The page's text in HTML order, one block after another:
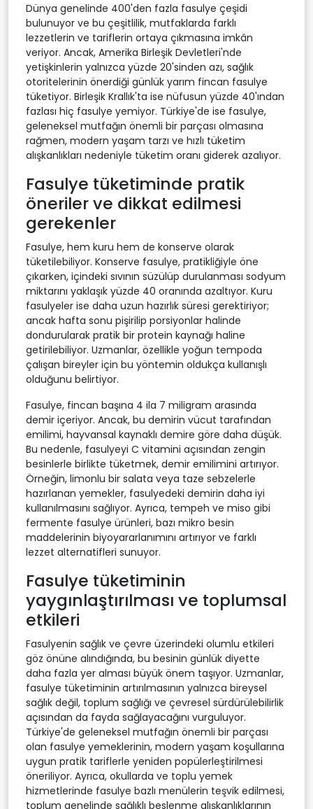
Dünya genelinde 400'den fazla fasulye çeşidi
bulunuyor ve bu çeşitlilik, mutfaklarda farklı
lezzetlerin ve tariflerin ortaya çıkmasına imkân
veriyor. Ancak, Amerika Birleşik Devletleri'nde
yetişkinlerin yalnızca yüzde 20'sinden azı, sağlık
otoritelerinin önerdiği günlük yarım fincan fasulye
tüketiyor. Birleşik Krallık'ta ise nüfusun yüzde 40'ından
fazlası hiç fasulye yemiyor. Türkiye'de ise fasulye,
geleneksel mutfağın önemli bir parçası olmasına
rağmen, modern yaşam tarzı ve hızlı tüketim
alışkanlıkları nedeniyle tüketim oranı giderek azalıyor.
Fasulye tüketiminde pratik
öneriler ve dikkat edilmesi
gerekenler
Fasulye, hem kuru hem de konserve olarak
tüketilebiliyor. Konserve fasulye, pratikliğiyle öne
çıkarken, içindeki sıvının süzülüp durulanması sodyum
miktarını yaklaşık yüzde 40 oranında azaltıyor. Kuru
fasulyeler ise daha uzun hazırlık süresi gerektiriyor;
ancak hafta sonu pişirilip porsiyonlar halinde
dondurularak pratik bir protein kaynağı haline
getirilebiliyor. Uzmanlar, özellikle yoğun tempoda
çalışan bireyler için bu yöntemin oldukça kullanışlı
olduğunu belirtiyor.
Fasulye, fincan başına 4 ila 7 miligram arasında
demir içeriyor. Ancak, bu demirin vücut tarafından
emilimi, hayvansal kaynaklı demire göre daha düşük.
Bu nedenle, fasulyeyi C vitamini açısından zengin
besinlerle birlikte tüketmek, demir emilimini artırıyor.
Örneğin, limonlu bir salata veya taze sebzelerle
hazırlanan yemekler, fasulyedeki demirin daha iyi
kullanılmasını sağlıyor. Ayrıca, tempeh ve miso gibi
fermente fasulye ürünleri, bazı mikro besin
maddelerinin biyoyararlanımını artırıyor ve farklı
lezzet alternatifleri sunuyor.
Fasulye tüketiminin
yaygınlaştırılması ve toplumsal
etkileri
Fasulyenin sağlık ve çevre üzerindeki olumlu etkileri
göz önüne alındığında, bu besinin günlük diyette
daha fazla yer alması büyük önem taşıyor. Uzmanlar,
fasulye tüketiminin artırılmasının yalnızca bireysel
sağlık değil, toplum sağlığı ve çevresel sürdürülebilirlik
açısından da fayda sağlayacağını vurguluyor.
Türkiye'de geleneksel mutfağın önemli bir parçası
olan fasulye yemeklerinin, modern yaşam koşullarına
uygun pratik tariflerle yeniden popülerleştirilmesi
öneriliyor. Ayrıca, okullarda ve toplu yemek
hizmetlerinde fasulye bazlı menülerin teşvik edilmesi,
toplum genelinde sağlıklı beslenme alışkanlıklarının